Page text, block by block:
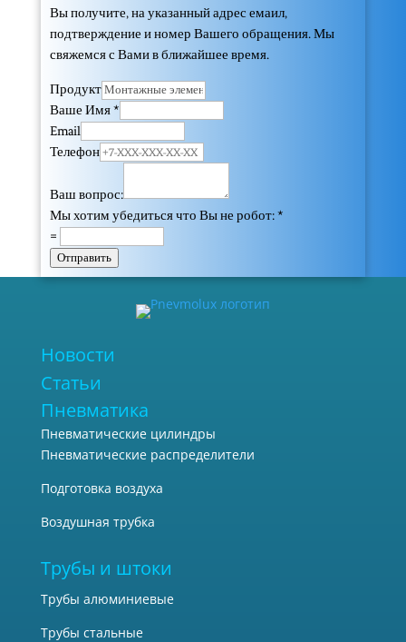
Вы получите, на указанный адрес емаил,
подтверждение и номер Вашего обращения. Мы
свяжемся с Вами в ближайшее время.
Продукт
Ваше Имя*
Email
Телефон
Ваш вопрос:
Мы хотим убедиться что Вы не робот:*
=
Отправить
Новости
Статьи
Пневматика
Пневматические цилиндры
Пневматические распределители
Подготовка воздуха
Воздушная трубка
Трубы и штоки
Трубы алюминиевые
Трубы стальные